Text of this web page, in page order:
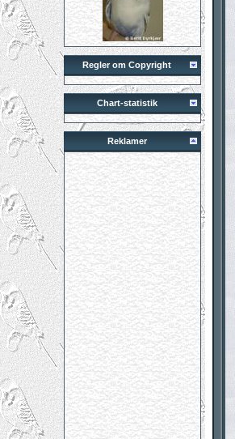
Regler om Copyright
Chart-statistik
Reklamer